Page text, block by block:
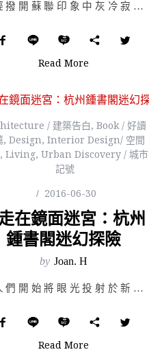
輕輕撥開蘇聯印象中灰冷寂靜的印象，Barco Bar 帶著 19 世紀西班牙的浪漫情懷，安靜地坐落在…
Read More
/ 建築告白, Book / 好讀
, Design, Interior Design/ 空間
, Living, Urban Discovery / 城市
記號
2016-06-30
在鏡面迷宮：杭州
鍾書閣迷幻探險
by Joan. H
當人們開始將眼光投射於新興的電子網路書籍產業上，便宣稱紙本書籍將逐漸被數位電子刊物所取代；然而卻有一…
Read More